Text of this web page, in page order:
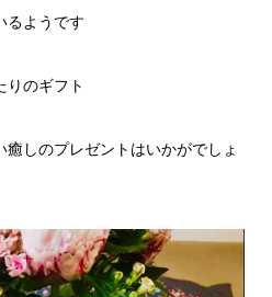
るようです
りのギフト
しのプレゼントはいかがでしょ